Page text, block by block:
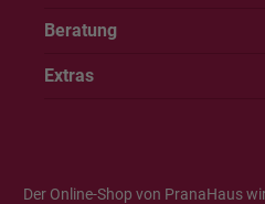
Beratung
Extras
Der Online-Shop von PranaHaus